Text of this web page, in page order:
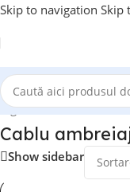
Skip to navigation Skip
/Cablu tractor/
Cablu
Show sidebar